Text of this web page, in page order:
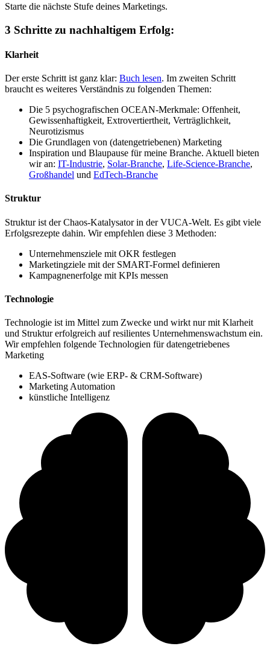
Starte die nächste Stufe deines Marketings.
3 Schritte zu nachhaltigem Erfolg:
Klarheit
Der erste Schritt ist ganz klar: Buch lesen. Im zweiten Schritt
braucht es weiteres Verständnis zu folgenden Themen:
Die 5 psychografischen OCEAN-Merkmale: Offenheit,
Gewissenhaftigkeit, Extrovertiertheit, Verträglichkeit,
Neurotizismus
Die Grundlagen von (datengetriebenen) Marketing
Inspiration und Blaupause für meine Branche. Aktuell bieten
wir an: IT-Industrie, Solar-Branche, Life-Science-Branche,
Großhandel und EdTech-Branche
Struktur
Struktur ist der Chaos-Katalysator in der VUCA-Welt. Es gibt viele
Erfolgsrezepte dahin. Wir empfehlen diese 3 Methoden:
Unternehmensziele mit OKR festlegen
Marketingziele mit der SMART-Formel definieren
Kampagnenerfolge mit KPIs messen
Technologie
Technologie ist im Mittel zum Zwecke und wirkt nur mit Klarheit
und Struktur erfolgreich auf resilientes Unternehmenswachstum ein.
Wir empfehlen folgende Technologien für datengetriebenes
Marketing
EAS-Software (wie ERP- & CRM-Software)
Marketing Automation
künstliche Intelligenz